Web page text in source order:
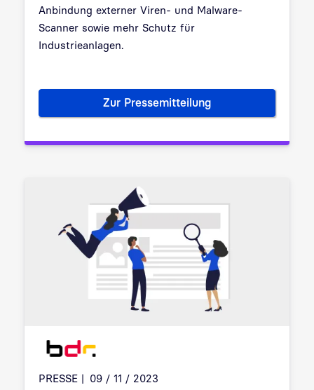
Anbindung externer Viren- und Malware-
Scanner sowie mehr Schutz für
Industrieanlagen.
Zur Pressemitteilung
genua reduziert
PRESSE 09 / 11 / 2023